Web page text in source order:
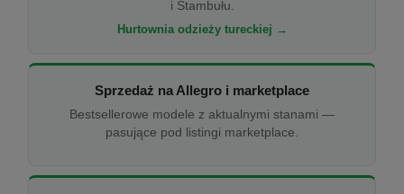
i Stambułu.
Hurtownia odzieży tureckiej →
Sprzedaż na Allegro i marketplace
Bestsellerowe modele z aktualnymi stanami —
pasujące pod listingi marketplace.